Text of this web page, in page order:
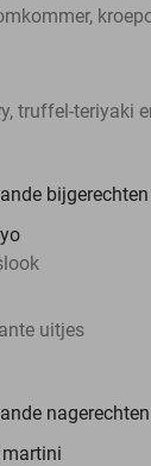
truffel-teriyaki
bijgerechten
uitjes
nagerechten